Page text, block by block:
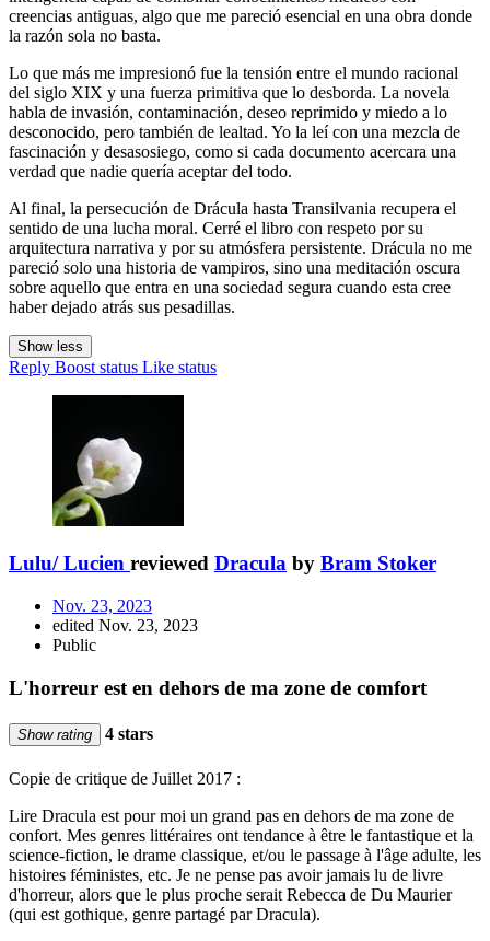
creencias antiguas, algo que me pareció esencial en una obra donde
la razón sola no basta.
Lo que más me impresionó fue la tensión entre el mundo racional
del siglo XIX y una fuerza primitiva que lo desborda. La novela
habla de invasión, contaminación, deseo reprimido y miedo a lo
desconocido, pero también de lealtad. Yo la leí con una mezcla de
fascinación y desasosiego, como si cada documento acercara una
verdad que nadie quería aceptar del todo.
Al final, la persecución de Drácula hasta Transilvania recupera el
sentido de una lucha moral. Cerré el libro con respeto por su
arquitectura narrativa y por su atmósfera persistente. Drácula no me
pareció solo una historia de vampiros, sino una meditación oscura
sobre aquello que entra en una sociedad segura cuando esta cree
haber dejado atrás sus pesadillas.
Show less
Reply Boost status Like status
Lulu/ Lucien reviewed Dracula by Bram Stoker
Nov. 23, 2023
edited Nov. 23, 2023
Public
L'horreur est en dehors de ma zone de comfort
Show rating 4 stars
Copie de critique de Juillet 2017 :
Lire Dracula est pour moi un grand pas en dehors de ma zone de
confort. Mes genres littéraires ont tendance à être le fantastique et la
science-fiction, le drame classique, et/ou le passage à l'âge adulte, les
histoires féministes, etc. Je ne pense pas avoir jamais lu de livre
d'horreur, alors que le plus proche serait Rebecca de Du Maurier
(qui est gothique, genre partagé par Dracula).